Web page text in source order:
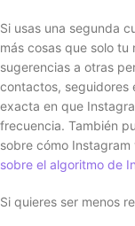
Si usas una segunda
más cosas que solo
sugerencias a otras
contactos, seguidores
exacta en que
frecuencia. También
sobre cómo
sobre el algoritmo de
Si quieres ser menos